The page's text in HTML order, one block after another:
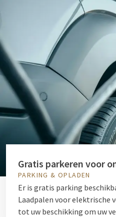
Gratis parkeren voor
PARKING & OPLADEN
Er is gratis parking
Laadpalen voor elektrische
tot uw beschikking om uw